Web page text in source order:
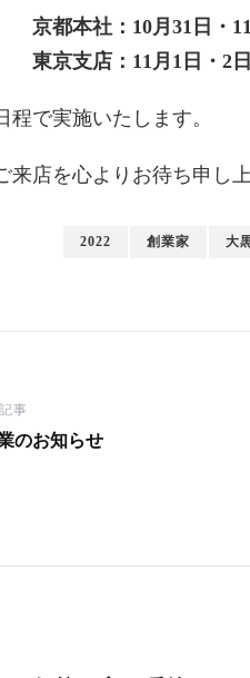
社：10月31日・11月
店：11月1日・2日
程で実施いたします。
来店を心よりお待ち申し
2022 創業家 大
事
のお知らせ